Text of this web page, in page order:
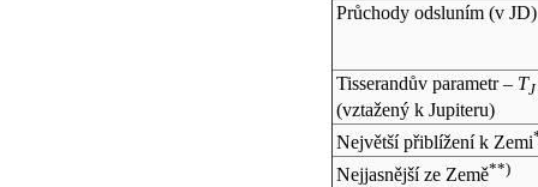
Průchody odsluním (v JD)
Tisserandův parametr – TJ
(vztažený k Jupiteru)
Největší přiblížení k Zemi
Nejjasnější ze Země**)